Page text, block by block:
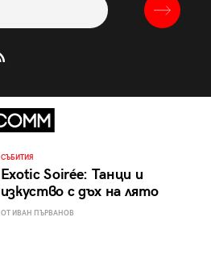
СЪБИТИЯ
Exotic Soirée: Танци и
изкуство с дъх на лято
ОТ ИВАН ПЪРВАНОВ